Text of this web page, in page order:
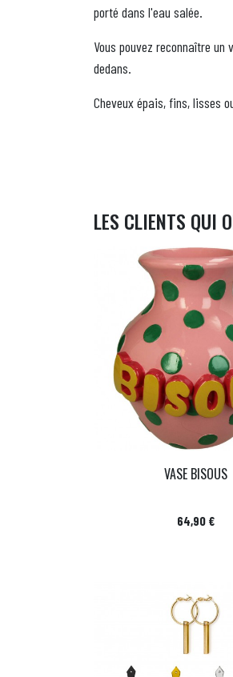
porté dans l'eau salée.
Vous pouvez reconnaître
dedans.
Cheveux épais, fins, lisses
LES CLIENTS QUI
VASE BISOUS
Prix
64,90 €